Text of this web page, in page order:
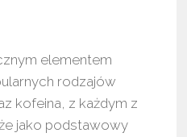
elementem
rodzajów
kofeina, z każdym z
jako podstawowy